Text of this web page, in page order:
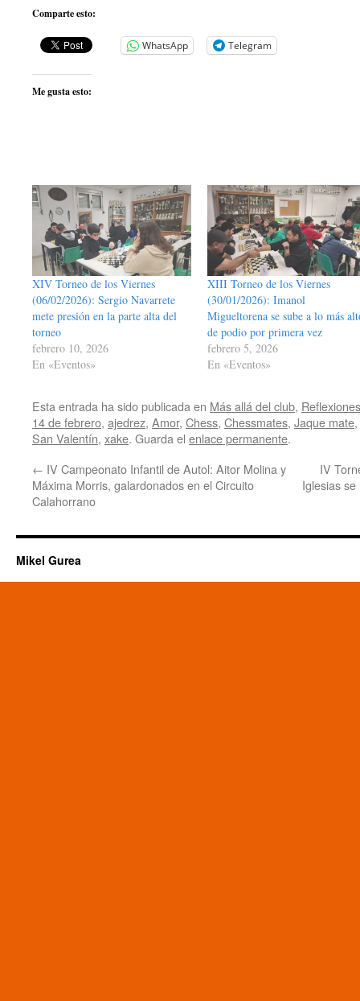
Comparte esto:
WhatsApp Telegram
Me gusta esto:
XIV Torneo de los Viernes
(06/02/2026): Sergio Navarrete
mete presión en la parte alta del
torneo
febrero 10, 2026
En «Eventos»
XIII Torneo de los Viernes
(30/01/2026): Imanol
Migueltorena se sube a lo más
de podio por primera vez
febrero 5, 2026
En «Eventos»
Esta entrada ha sido publicada en Más allá del club,
14 de febrero, ajedrez, Amor, Chess, Chessmates, Jaque mate,
San Valentín, xake. Guarda el enlace permanente.
← IV Campeonato Infantil de Autol: Aitor Molina y
Máxima Morris, galardonados en el Circuito
Calahorrano
IV
Iglesias
Mikel Gurea